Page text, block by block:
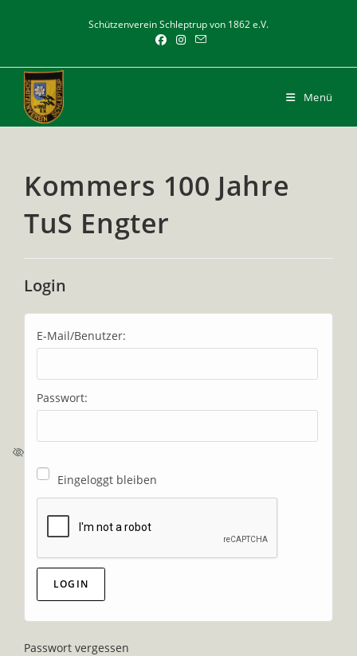
Schützenverein Schleptrup von 1862 e.V.
Menü
Kommers 100 Jahre
TuS Engter
Login
E-Mail/Benutzer:
Passwort:
Eingeloggt bleiben
Passwort vergessen